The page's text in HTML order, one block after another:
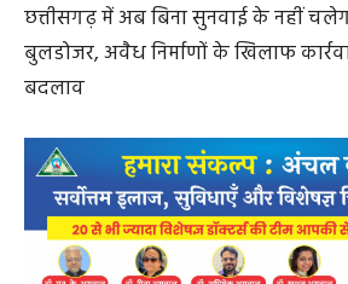
छत्तीसगढ़ में अब बिना सुनवाई के नहीं
बुलडोजर, अवैध निर्माणों के खिलाफ
बदलाव